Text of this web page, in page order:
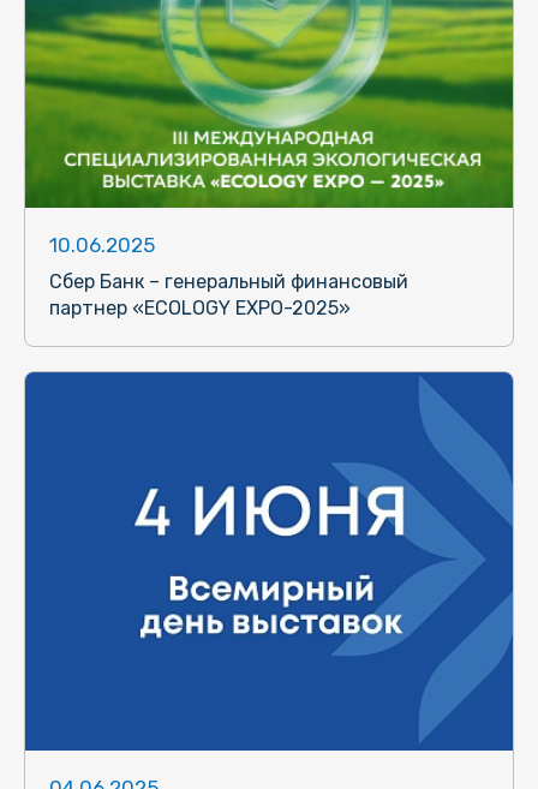
10.06.2025
Сбер Банк – генеральный финансовый
партнер «ECOLOGY EXPO-2025»